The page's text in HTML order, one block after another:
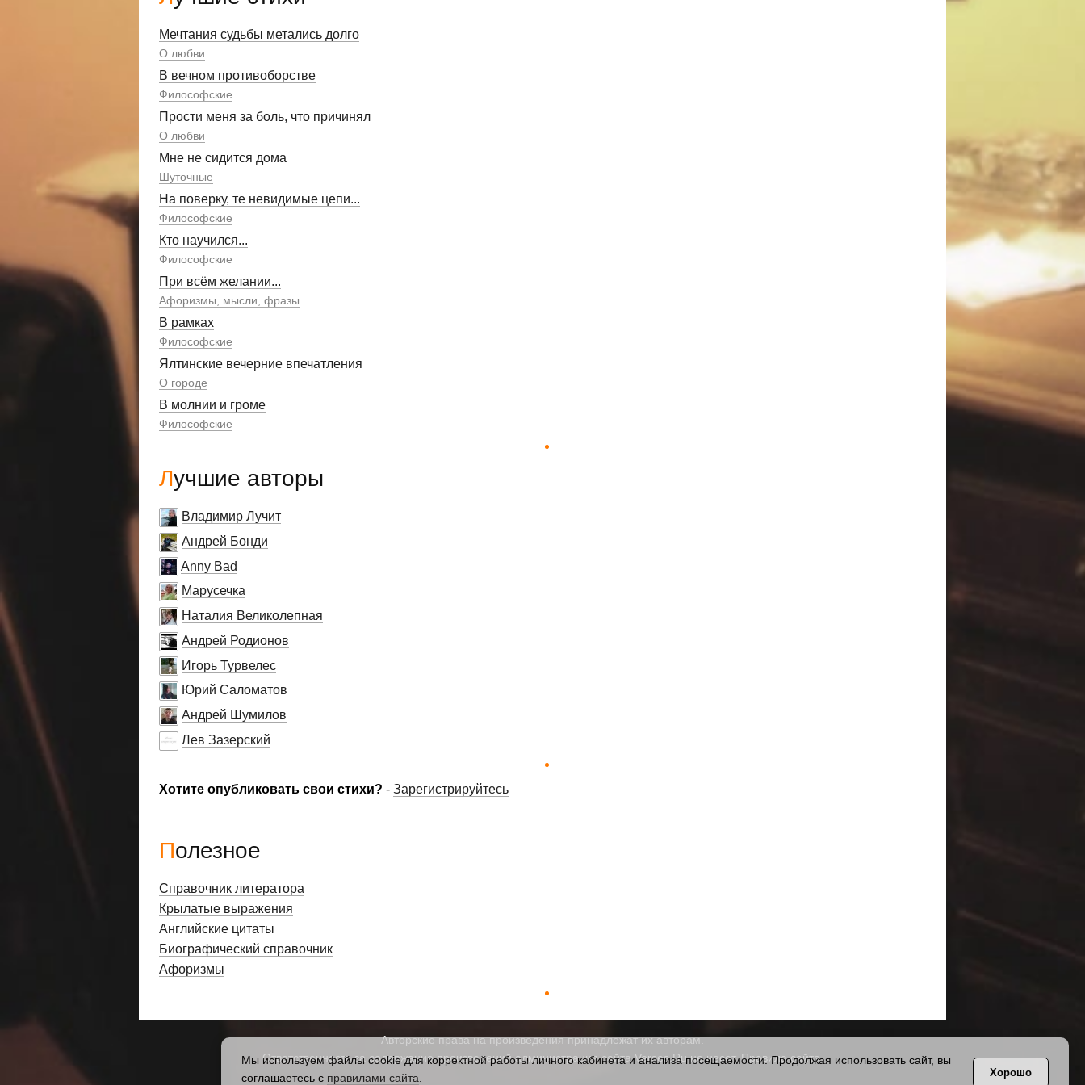
Мечтания судьбы метались долго
О любви
В вечном противоборстве
Философские
Прости меня за боль, что причинял
О любви
Мне не сидится дома
Шуточные
На поверку, те невидимые цепи...
Философские
Кто научился...
Философские
При всём желании...
Афоризмы, мысли, фразы
В рамках
Философские
Ялтинские вечерние впечатления
О городе
В молнии и громе
Философские
Лучшие авторы
Владимир Лучит
Андрей Бонди
Anny Bad
Марусечка
Наталия Великолепная
Андрей Родионов
Игорь Турвелес
Юрий Саломатов
Андрей Шумилов
Лев Зазерский
Хотите опубликовать свои стихи? - Зарегистрируйтесь
Полезное
Справочник литератора
Крылатые выражения
Английские цитаты
Биографический справочник
Афоризмы
Авторские права на произведения принадлежат их авторам.
Ответственность за содержание произведений администрация сайта Verses.Ru не несет.Правила сайта.
Мы используем файлы cookie для корректной работы личного кабинета и анализа посещаемости. Продолжая использовать сайт, вы
соглашаетесь с правилами сайта Хорошо